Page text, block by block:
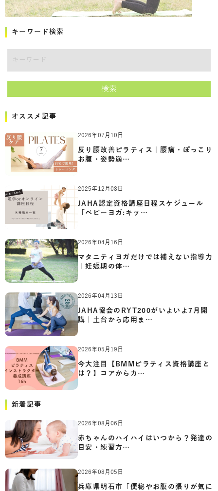
キーワード検索
検索
オススメ記事
2026年07月10日
反り腰改善ピラティス｜腰痛・ぽっこり
お腹・姿勢崩…
2025年12月08日
JAHA認定資格講座日程スケジュール
「ベビーヨガ:キッ…
2026年04月16日
マタニティヨガだけでは補えない指導力
｜妊娠期の体…
2026年04月13日
JAHA協会のRYT200がいよいよ7月開
講｜土台から応用ま…
2026年05月19日
今大注目【BMMピラティス資格講座と
は？】コアからカ…
新着記事
2026年08月06日
赤ちゃんのハイハイはいつから？発達の
目安・練習方…
2026年08月05日
兵庫県明石市「便秘やお腹の張りが気に